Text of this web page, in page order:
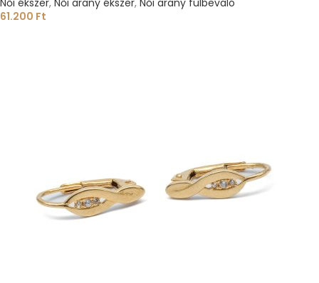
Női ékszer, Női arany ékszer, Női arany fülbevaló
61.200 Ft